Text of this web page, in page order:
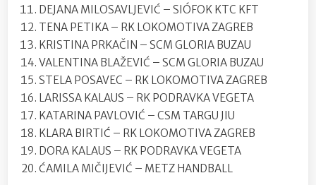
DEJANA MILOSAVLJEVIĆ – SIÓFOK KTC KFT
TENA PETIKA – RK LOKOMOTIVA ZAGREB
KRISTINA PRKAČIN – SCM GLORIA BUZAU
VALENTINA BLAŽEVIĆ – SCM GLORIA BUZAU
STELA POSAVEC – RK LOKOMOTIVA ZAGREB
LARISSA KALAUS – RK PODRAVKA VEGETA
KATARINA PAVLOVIĆ – CSM TARGU JIU
KLARA BIRTIĆ – RK LOKOMOTIVA ZAGREB
DORA KALAUS – RK PODRAVKA VEGETA
ĆAMILA MIČIJEVIĆ – METZ HANDBALL